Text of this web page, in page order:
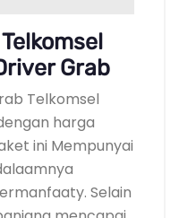
Grab
Telkomsel
harga
ini Mempunyai
Selain